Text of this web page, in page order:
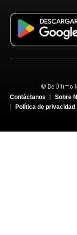
© De Último
Contáctanos
Sobre
Política de privacidad